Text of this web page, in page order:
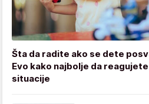
Šta da radite ako se dete
Evo kako najbolje da
situacije